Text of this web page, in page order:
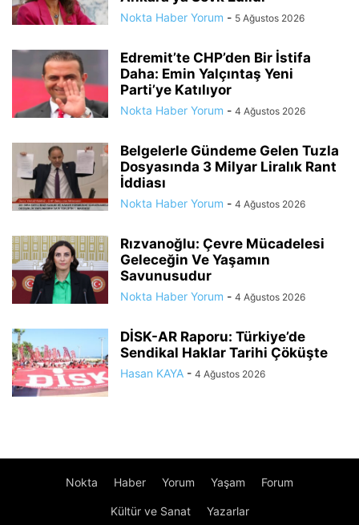
Nokta Haber Yorum - 5 Ağustos 2026
Edremit’te CHP’den Bir İstifa
Daha: Emin Yalçıntaş Yeni
Parti’ye Katılıyor
Nokta Haber Yorum - 4 Ağustos 2026
Belgelerle Gündeme Gelen Tuzla
Dosyasında 3 Milyar Liralık Rant
İddiası
Nokta Haber Yorum - 4 Ağustos 2026
Rızvanoğlu: Çevre Mücadelesi
Geleceğin Ve Yaşamın
Savunusudur
Nokta Haber Yorum - 4 Ağustos 2026
DİSK-AR Raporu: Türkiye’de
Sendikal Haklar Tarihi Çöküşte
Hasan KAYA - 4 Ağustos 2026
Nokta Haber Yorum Yaşam Forum
Kültür ve Sanat Yazarlar